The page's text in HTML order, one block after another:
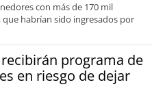
con más de 170 mil
habrían sido ingresados por
programa de
en riesgo de dejar